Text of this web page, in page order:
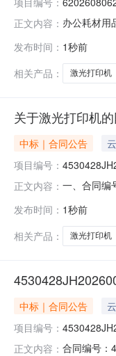
正文内容： 办公耗材用
位名称：
发布时间： 1秒前
相关产品：
激光打印机
关于激光打印机
中标｜合同公告
项目编号：
正文内容： 一、合同编
技商贸有
发布时间： 1秒前
相关产品：
激光打印机
中标｜合同公告
项目编号：
正文内容： 合同编号：